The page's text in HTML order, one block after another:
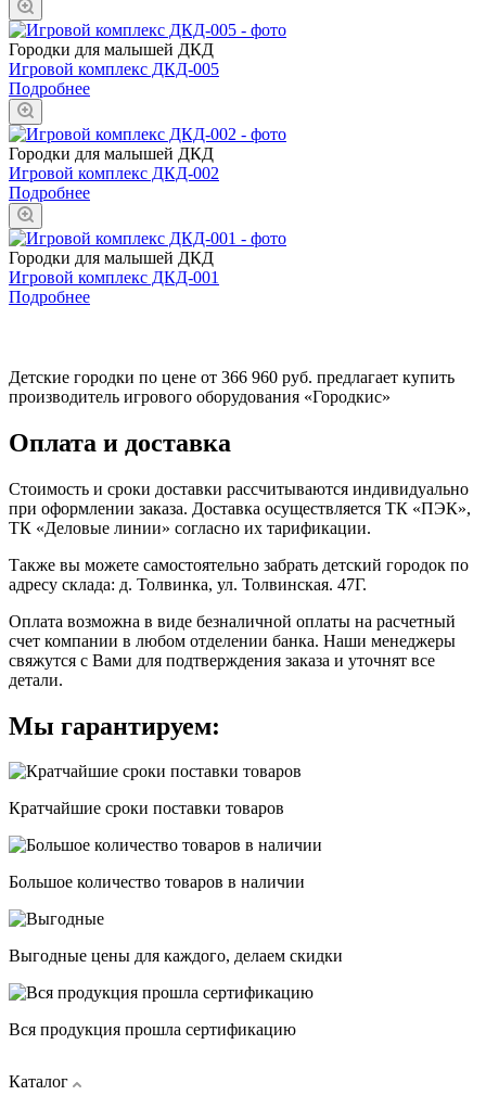
Городки для малышей ДКД
Игровой комплекс ДКД-005
Подробнее
Городки для малышей ДКД
Игровой комплекс ДКД-002
Подробнее
Городки для малышей ДКД
Игровой комплекс ДКД-001
Подробнее
Детские городки по цене от 366 960 руб. предлагает купить
производитель игрового оборудования «Городкис»
Оплата и доставка
Стоимость и сроки доставки рассчитываются индивидуально
при оформлении заказа. Доставка осуществляется ТК «ПЭК»,
ТК «Деловые линии» согласно их тарификации.
Также вы можете самостоятельно забрать детский городок по
адресу склада: д. Толвинка, ул. Толвинская. 47Г.
Оплата возможна в виде безналичной оплаты на расчетный
счет компании в любом отделении банка. Наши менеджеры
свяжутся с Вами для подтверждения заказа и уточнят все
детали.
Мы гарантируем:
Кратчайшие сроки поставки товаров
Большое количество товаров в наличии
Выгодные цены для каждого, делаем скидки
Вся продукция прошла сертификацию
Каталог